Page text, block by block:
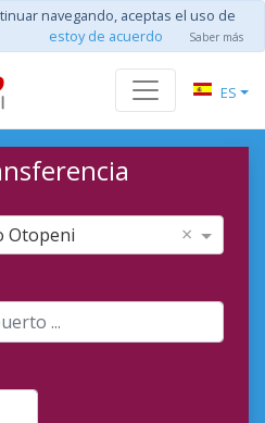
navegando, aceptas el uso de
estoy de acuerdo Saber más
ES
Otopeni ×